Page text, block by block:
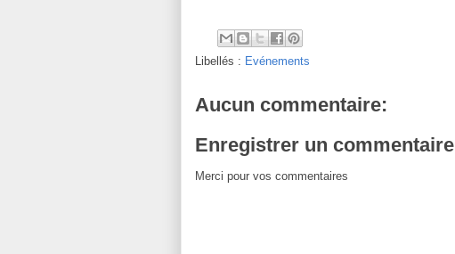
Libellés : Evénements
Aucun commentaire:
Enregistrer un commentaire
Merci pour vos commentaires